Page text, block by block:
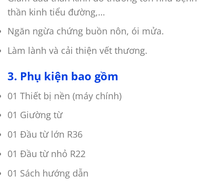
thần kinh tiểu đường,…
Ngăn ngừa chứng buồn nôn, ói mửa.
Làm lành và cải thiện vết thương.
3. Phụ kiện bao gồm
01 Thiết bị nền (máy chính)
01 Giường từ
01 Đầu từ lớn R36
01 Đầu từ nhỏ R22
01 Sách hướng dẫn